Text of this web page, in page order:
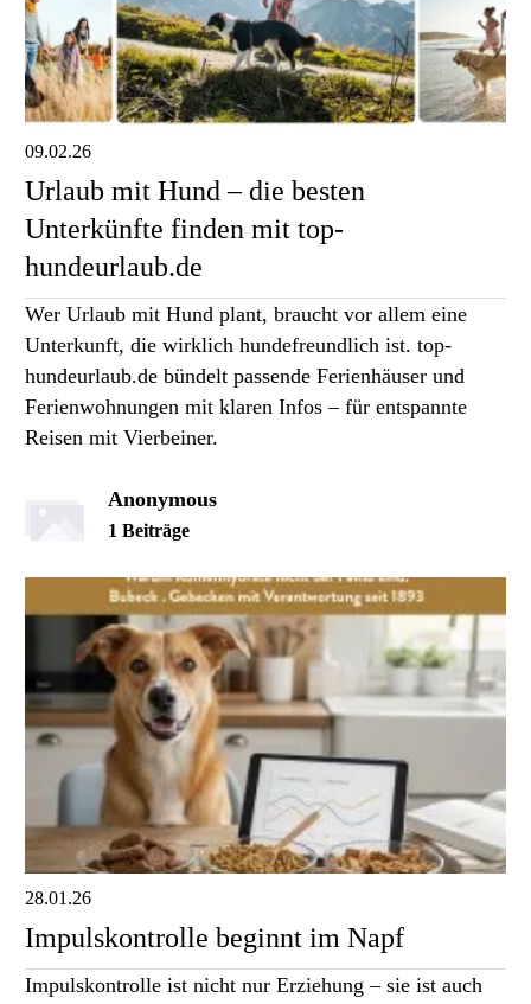
09.02.26
Urlaub mit Hund – die besten
Unterkünfte finden mit top-
hundeurlaub.de
Wer Urlaub mit Hund plant, braucht vor allem eine
Unterkunft, die wirklich hundefreundlich ist. top-
hundeurlaub.de bündelt passende Ferienhäuser und
Ferienwohnungen mit klaren Infos – für entspannte
Reisen mit Vierbeiner.
Anonymous
1 Beiträge
28.01.26
Impulskontrolle beginnt im Napf
Impulskontrolle ist nicht nur Erziehung – sie ist auch